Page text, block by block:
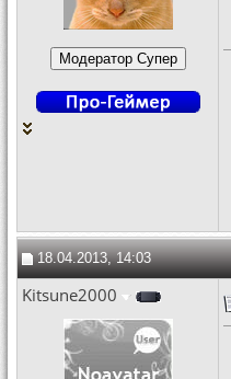
18.04.2013, 14:03
Kitsune2000